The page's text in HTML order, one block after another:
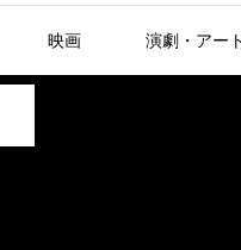
映画 演劇・アー